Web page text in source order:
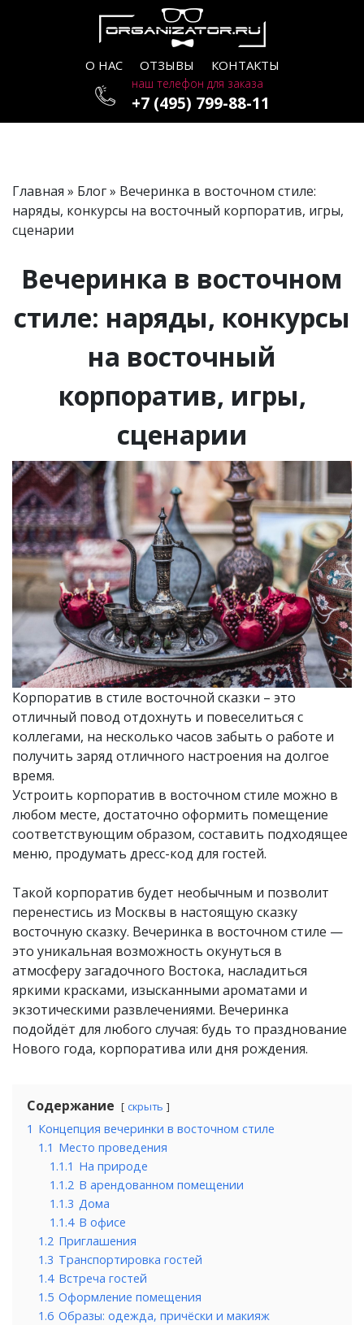
О НАС ОТЗЫВЫ КОНТАКТЫ
наш телефон для заказа
+7 (495) 799-88-11
Главная » Блог» Вечеринка в восточном стиле:
наряды, конкурсы на восточный корпоратив, игры,
сценарии
Вечеринка в восточном
стиле: наряды, конкурсы
на восточный
корпоратив, игры,
сценарии
Корпоратив в стиле восточной сказки – это
отличный повод отдохнуть и повеселиться с
коллегами, на несколько часов забыть о работе и
получить заряд отличного настроения на долгое
время.
Устроить корпоратив в восточном стиле можно в
любом месте, достаточно оформить помещение
соответствующим образом, составить подходящее
меню, продумать дресс-код для гостей.
Такой корпоратив будет необычным и позволит
перенестись из Москвы в настоящую сказку
восточную сказку. Вечеринка в восточном стиле —
это уникальная возможность окунуться в
атмосферу загадочного Востока, насладиться
яркими красками, изысканными ароматами и
экзотическими развлечениями. Вечеринка
подойдёт для любого случая: будь то празднование
Нового года, корпоратива или дня рождения.
Содержание скрыть
1 Концепция вечеринки в восточном стиле
1.1 Место проведения
1.1.1 На природе
1.1.2 В арендованном помещении
1.1.3 Дома
1.1.4 В офисе
1.2 Приглашения
1.3 Транспортировка гостей
1.4 Встреча гостей
1.5 Оформление помещения
1.6 Образы: одежда, причёски и макияж